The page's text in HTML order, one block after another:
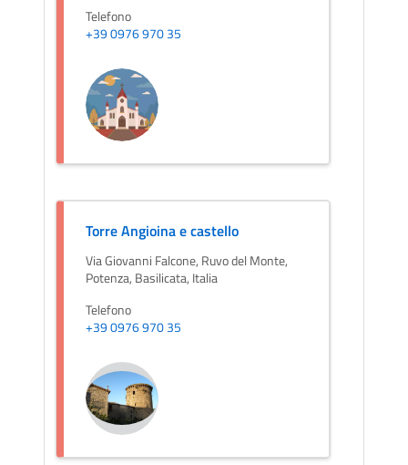
Telefono
+39 0976 970 35
Torre Angioina e castello
Via Giovanni Falcone, Ruvo del Monte,
Potenza, Basilicata, Italia
Telefono
+39 0976 970 35